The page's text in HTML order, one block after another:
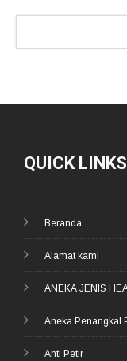
QUICK LINKS
Beranda
Alamat kami
ANEKA JENIS
Aneka Penangkal
Anti Petir